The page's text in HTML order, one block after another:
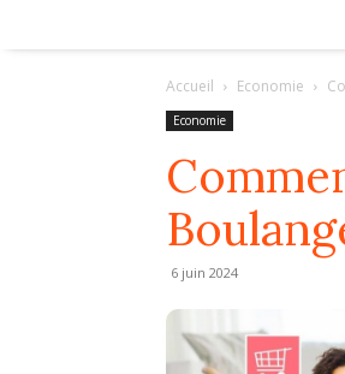
Accueil Economie
Economie
6 juin 2024